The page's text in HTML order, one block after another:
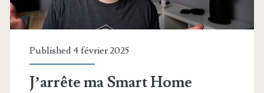
Published 4 février 2025
J’arrête ma Smart Home